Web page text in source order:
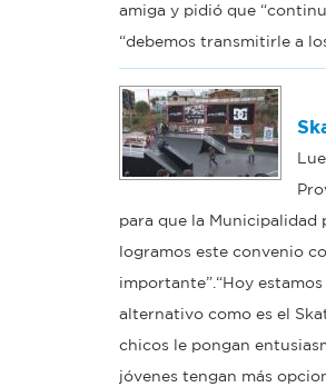
amiga y pidió que
“debemos transmitirle a
para que la Municipalidad
logramos este convenio
importante”.“Hoy
alternativo como es el
chicos le pongan
jóvenes tengan más